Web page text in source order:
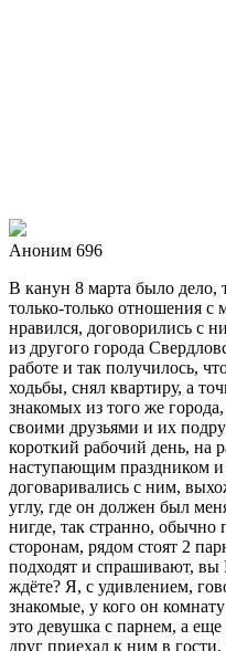
Аноним 696
В канун 8 марта было дело,
только-только отношения
нравился, договорились с
из другого города
работе и так получилось,
ходьбы, снял квартиру, а
знакомых из того же
своими друзьями и их
короткий рабочий день, на
наступающим праздником и
договаривались с ним,
углу, где он должен был
нигде, так странно, обычно
сторонам, рядом стоят 2
подходят и спрашивают, вы
ждёте? Я, с удивлением,
знакомые, у кого он
это девушка с парнем, а
друг приехал к ним в